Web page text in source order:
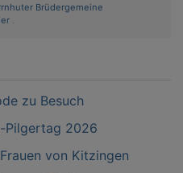
Brüdergemeine
.
zu Besuch
Pilgertag 2026
von Kitzingen